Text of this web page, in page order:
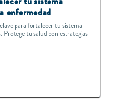
enfermedad
para fortalecer tu sistema
Protege tu salud con estrategias